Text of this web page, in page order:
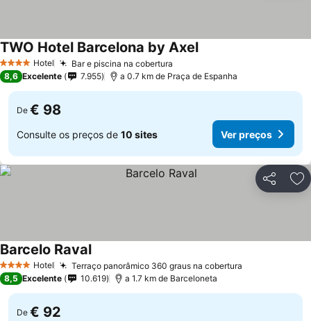
4 EstrelasHotel Bar e piscina na cobertura
TWO Hotel Barcelona by AxelVer preços
8,6 Excelente 7.955 a 0.7 km de Praça de Espanha
De € 98
Consulte os preços de 10 sites Ver preços
Partilhar
4 EstrelasHotel Terraço panorâmico 360 graus na cobertura
Barcelo RavalVer preços
8,5 Excelente 10.619 a 1.7 km de Barceloneta
De € 92